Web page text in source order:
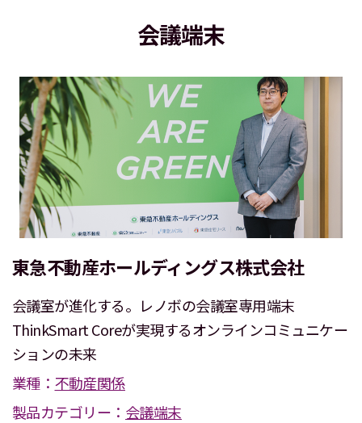
会議端末
東急不動産ホールディングス株式会社
会議室が進化する。レノボの会議室専用端末
ThinkSmart Coreが実現するオンラインコミュニケー
ションの未来
業種： 不動産関係
製品カテゴリー： 会議端末